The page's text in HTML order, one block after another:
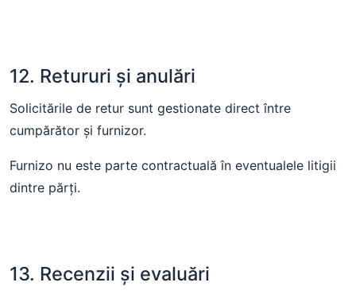
12. Retururi și anulări
Solicitările de retur sunt gestionate direct între
cumpărător și furnizor.
Furnizo nu este parte contractuală în eventualele litigii
dintre părți.
13. Recenzii și evaluări